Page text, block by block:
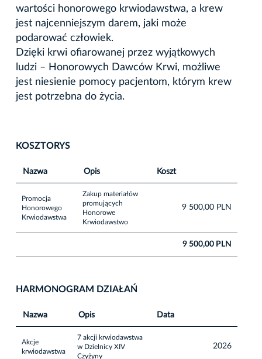
wartości honorowego krwiodawstwa, a krew
jest najcenniejszym darem, jaki może
podarować człowiek.
Dzięki krwi ofiarowanej przez wyjątkowych
ludzi – Honorowych Dawców Krwi, możliwe
jest niesienie pomocy pacjentom, którym krew
jest potrzebna do życia.
KOSZTORYS
Nazwa Opis Koszt
Promocja
Honorowego
Krwiodawstwa
Zakup materiałów
promujących
Honorowe
Krwiodawstwo
9 500,00 PLN
9 500,00 PLN
HARMONOGRAM DZIAŁAŃ
Nazwa Opis Data
Akcje
krwiodawstwa
7 akcji krwiodawstwa
w Dzielnicy XIV
Czyżyny
2026